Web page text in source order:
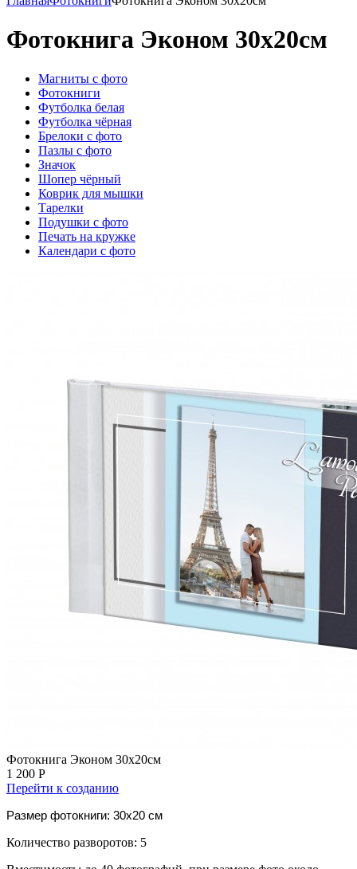
Фотокнига Эконом 30х20см
Магниты с фото
Фотокниги
Футболка белая
Футболка чёрная
Брелоки с фото
Пазлы с фото
Значок
Шопер чёрный
Коврик для мышки
Тарелки
Подушки с фото
Печать на кружке
Календари с фото
Фотокнига Эконом 30х20см
1 200 Р
Перейти к созданию
Размер фотокниги: 30x20 см
Количество разворотов: 5